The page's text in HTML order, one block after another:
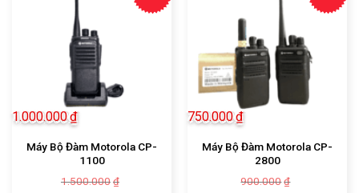
Máy Bộ Đàm Motorola CP-
1100
1.500.000 ₫
1.000.000₫
Máy Bộ Đàm Motorola CP-
2800
900.000 ₫
750.000₫